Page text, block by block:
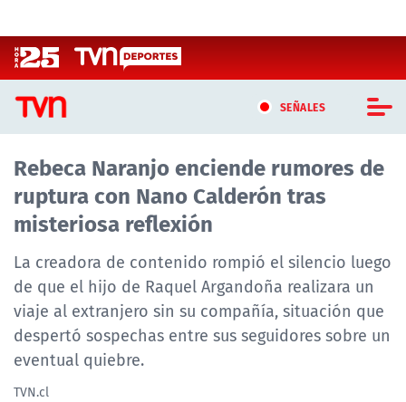
SEÑALES
CASTING MASTERCHEF CHILE
CASTING TVN VERTICAL
TVN VERTICAL
TVN PLAY
PROGRAMAS
TELESERIES
Rebeca Naranjo enciende rumores de
ruptura con Nano Calderón tras
misteriosa reflexión
La creadora de contenido rompió el silencio luego
de que el hijo de Raquel Argandoña realizara un
viaje al extranjero sin su compañía, situación que
despertó sospechas entre sus seguidores sobre un
eventual quiebre.
TVN.cl